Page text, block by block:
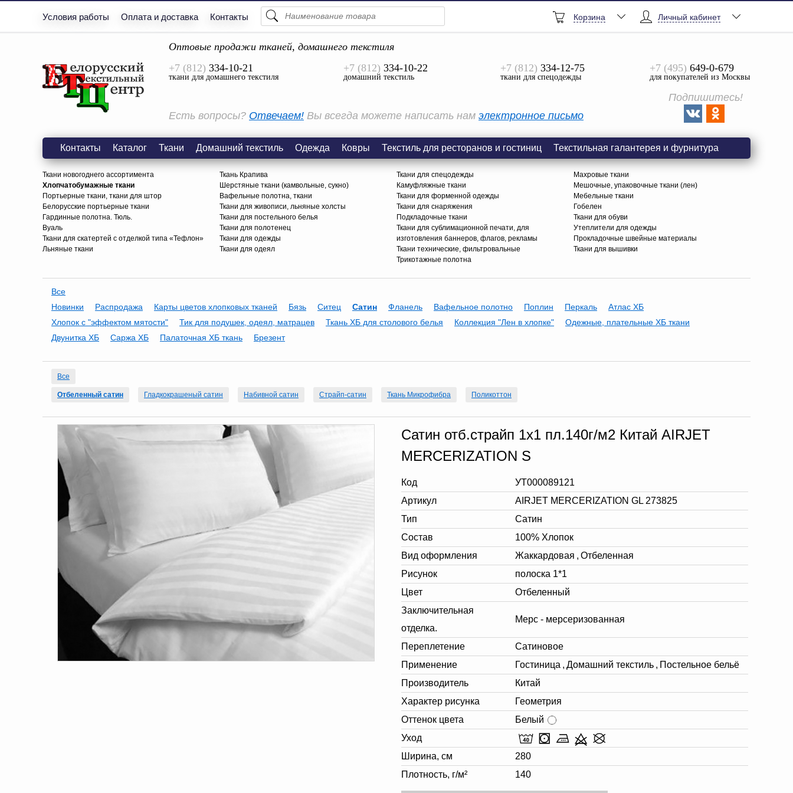
Условия работы Оплата и доставка Контакты
Просмотреть Все
Личный кабинет
Корзина
Оптовые продажи тканей, домашнего текстиля
+7 (812) 334-10-21
ткани для домашнего текстиля
+7 (812) 334-10-22
домашний текстиль
+7 (812) 334-12-75
ткани для спецодежды
+7 (495) 649-0-679
для покупателей из Москвы
Есть вопросы? Отвечаем! Вы всегда можете написать нам электронное письмо
Подпишитесь!
Контакты Каталог Ткани Домашний текстиль Одежда Ковры Текстиль для ресторанов и гостиниц Текстильная галантерея и фурнитура
Ткани новогоднего ассортимента
Хлопчатобумажные ткани
Портьерные ткани, ткани для штор
Белорусские портьерные ткани
Гардинные полотна. Тюль.
Вуаль
Ткани для скатертей с отделкой типа «Тефлон»
Льняные ткани
Ткань Крапива
Шерстяные ткани (камвольные, сукно)
Вафельные полотна, ткани
Ткани для живописи, льняные холсты
Ткани для постельного белья
Ткани для полотенец
Ткани для одежды
Ткани для одеял
Ткани для спецодежды
Камуфляжные ткани
Ткани для форменной одежды
Ткани для снаряжения
Подкладочные ткани
Ткани для сублимационной печати, для
изготовления баннеров, флагов, рекламы
Ткани технические, фильтровальные
Трикотажные полотна
Махровые ткани
Мешочные, упаковочные ткани (лен)
Мебельные ткани
Гобелен
Ткани для обуви
Утеплители для одежды
Прокладочные швейные материалы
Ткани для вышивки
Все
Новинки
Распродажа Карты цветов хлопковых тканей Бязь Ситец Сатин Фланель Вафельное полотно Поплин Перкаль
Атлас ХБ
Хлопок с "эффектом мятости"
Тик для подушек, одеял, матрацев Ткань ХБ для столового белья Коллекция "Лен в хлопке"
Одежные, плательные ХБ ткани
Двунитка ХБ
Саржа ХБ Палаточная ХБ ткань Брезент
Все
Отбеленный сатин Гладкокрашеный сатин Набивной сатин Страйп-сатин Ткань Микрофибра Поликоттон
Сатин отб.страйп 1x1 пл.140г/м2 Китай AIRJET
MERCERIZATION S
Код
УТ000089121
Артикул
AIRJET MERCERIZATION GL 273825
Тип
Сатин
Состав
100% Хлопок
Вид оформления
Жаккардовая , Отбеленная
Рисунок
полоска 1*1
Цвет
Отбеленный
Заключительная
отделка.
Мерс - мерсеризованная
Переплетение
Сатиновое
Применение
Гостиница , Домашний текстиль , Постельное бельё
Производитель
Китай
Характер рисунка
Геометрия
Оттенок цвета
Белый
Уход
Ширина, см
280
Плотность, г/м²
140